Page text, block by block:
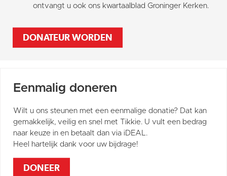
ontvangt u ook ons kwartaalblad Groninger Kerken.
DONATEUR WORDEN
Eenmalig doneren
Wilt u ons steunen met een eenmalige donatie? Dat kan
gemakkelijk, veilig en snel met Tikkie. U vult een bedrag
naar keuze in en betaalt dan via iDEAL.
Heel hartelijk dank voor uw bijdrage!
DONEER